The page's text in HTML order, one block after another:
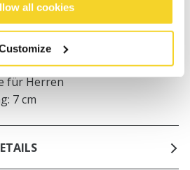
all cookies
für Herren
7 cm